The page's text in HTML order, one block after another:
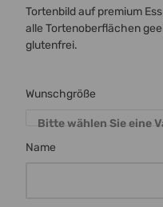
Tortenbild auf premium
alle Tortenoberflächen
glutenfrei.
Wunschgröße
Bitte wählen Sie eine
Name